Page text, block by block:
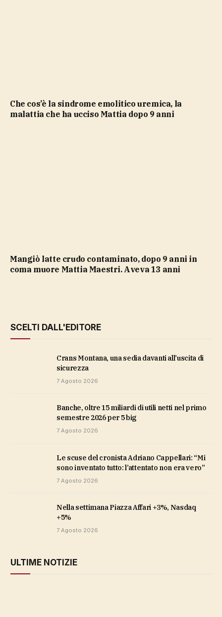
Che cos’è la sindrome emolitico uremica, la
malattia che ha ucciso Mattia dopo 9 anni
Mangiò latte crudo contaminato, dopo 9 anni in
coma muore Mattia Maestri. Aveva 13 anni
SCELTI DALL'EDITORE
Crans Montana, una sedia davanti all’uscita di
sicurezza
7 Agosto 2026
Banche, oltre 15 miliardi di utili netti nel primo
semestre 2026 per 5 big
7 Agosto 2026
Le scuse del cronista Adriano Cappellari: “Mi
sono inventato tutto: l’attentato non era vero”
7 Agosto 2026
Nella settimana Piazza Affari +3%, Nasdaq
+5%
7 Agosto 2026
ULTIME NOTIZIE